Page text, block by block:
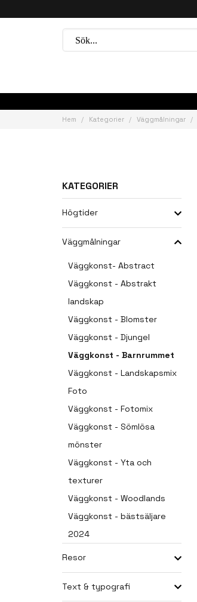
Hem Kategorier Väggmålningar
KATEGORIER
Högtider
Väggmålningar
Väggkonst- Abstract
Väggkonst - Abstrakt
landskap
Väggkonst - Blomster
Väggkonst - Djungel
Väggkonst - Barnrummet
Väggkonst - Landskapsmix
Foto
Väggkonst - Fotomix
Väggkonst - Sömlösa
mönster
Väggkonst - Yta och
texturer
Väggkonst - Woodlands
Väggkonst - bästsäljare
2024
Resor
Text & typografi